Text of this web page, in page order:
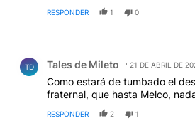
RESPONDER 1 0
TD Tales de Mileto 21 DE ABRIL DE
Como estará de tumbado el
fraternal, que hasta Melco,
RESPONDER 2 1